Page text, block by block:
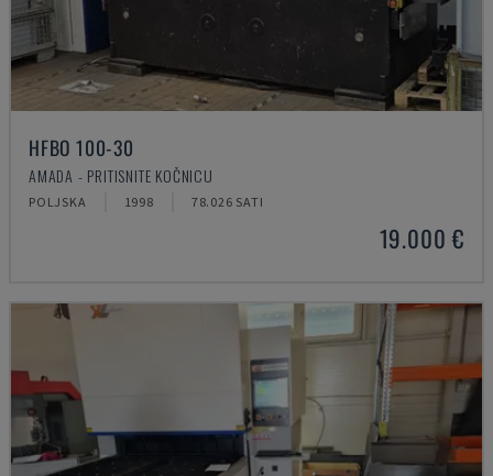
HFBO 100-30
AMADA - PRITISNITE KOČNICU
POLJSKA 1998 78.026 SATI
19.000 €